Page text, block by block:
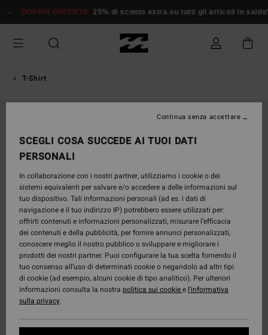
alle
prodotto
DOPPIA OFFERTA 25% di sconto extra su tutti gli articoli in saldo*
T-Shirt
SCEGLI COSA SUCCEDE AI TUOI DATI
PERSONALI
In collaborazione con i nostri partner, utilizziamo i cookie o dei
sistemi equivalenti per salvare e/o accedere a delle informazioni sul
tuo dispositivo. Tali informazioni personali (ad es. i dati di
navigazione e il tuo indirizzo IP) potrebbero essere utilizzati per:
offrirti contenuti e informazioni personalizzati, misurare l’efficacia
dei contenuti e della pubblicità, per fornire annunci personalizzati,
conoscere meglio il nostro pubblico o sviluppare e migliorare i
prodotti dei nostri partner. Puoi configurare la tua scelta fornendo il
tuo consenso all’uso di determinati cookie o negandolo ad altri tipi
di cookie (ad esempio, alcuni cookie di tipo analitico). Per ulteriori
informazioni consulta la nostra politica sui cookiee l'informativa
sulla privacy.
Continua senza accettare